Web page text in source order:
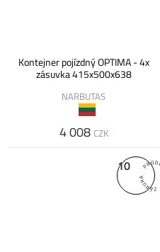
Kontejner pojízdný OPTIMA - 4x
zásuvka 415x500x638
NARBUTAS
4 008 CZK
10